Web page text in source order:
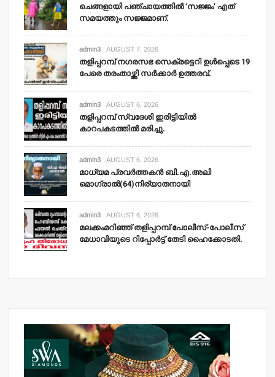
ചെങ്ങളായി പഞ്ചായത്തില്‍ ‘സജ്ജം’ എത്
സമയത്തും സജ്ജമാണ്.
admin3 AUGUST 7, 2026
തളിപ്പറമ്പ് നഗരസഭ സെക്രട്ടെറി ഉള്‍പ്പെടെ 19
പേരെ തരംതാഴ്ത്തി സര്‍ക്കാര്‍ ഉത്തരവ്.
admin3 AUGUST 6, 2026
തളിപ്പറമ്പ് സ്വദേശി ഇരിട്ടിയില്‍
കാറപകടത്തില്‍ മരിച്ചു.
admin3 AUGUST 6, 2026
മാധ്യമ പ്രവര്‍ത്തകന്‍ ബി.എ.അലി
മൊഗ്രാല്‍(64)നിര്യാതനായി
admin3 AUGUST 6, 2026
മലക്കംമറിഞ്ഞ് തളിപ്പറമ്പ് പോലീസ്-പോലീസ്
മേധാവിയുടെ റിപ്പോര്‍ട്ട് തേടി ഹൈക്കോടതി.